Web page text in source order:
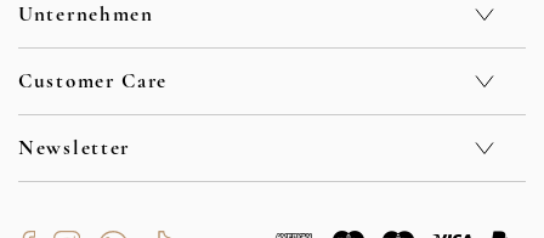
Unternehmen
Nachhaltigkeit
Privacy Policy
Cookie Policy
Code of Ethics
Customer Care
Sicherheit
Rückgabe und Rückerstattungen
Zahlungsmethoden
Newsletter